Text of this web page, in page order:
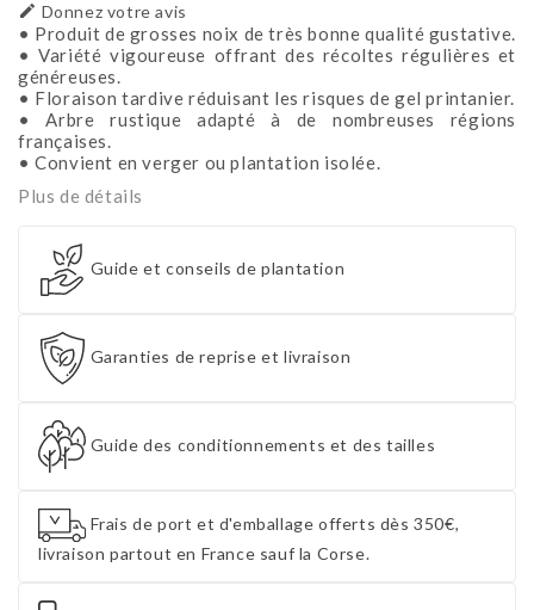
 Donnez votre avis
• Produit de grosses noix de très bonne qualité gustative.
• Variété vigoureuse offrant des récoltes régulières et
généreuses.
• Floraison tardive réduisant les risques de gel printanier.
• Arbre rustique adapté à de nombreuses régions
françaises.
• Convient en verger ou plantation isolée.
Plus de détails
Guide et conseils de plantation
Garanties de reprise et livraison
Guide des conditionnements et des tailles
Frais de port et d'emballage offerts dès 350€,
livraison partout en France sauf la Corse.